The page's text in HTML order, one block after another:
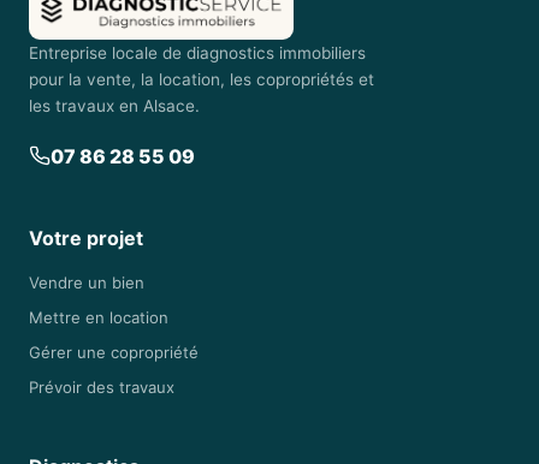
Entreprise locale de diagnostics immobiliers
pour la vente, la location, les copropriétés et
les travaux en Alsace.
07 86 28 55 09
Votre projet
Vendre un bien
Mettre en location
Gérer une copropriété
Prévoir des travaux